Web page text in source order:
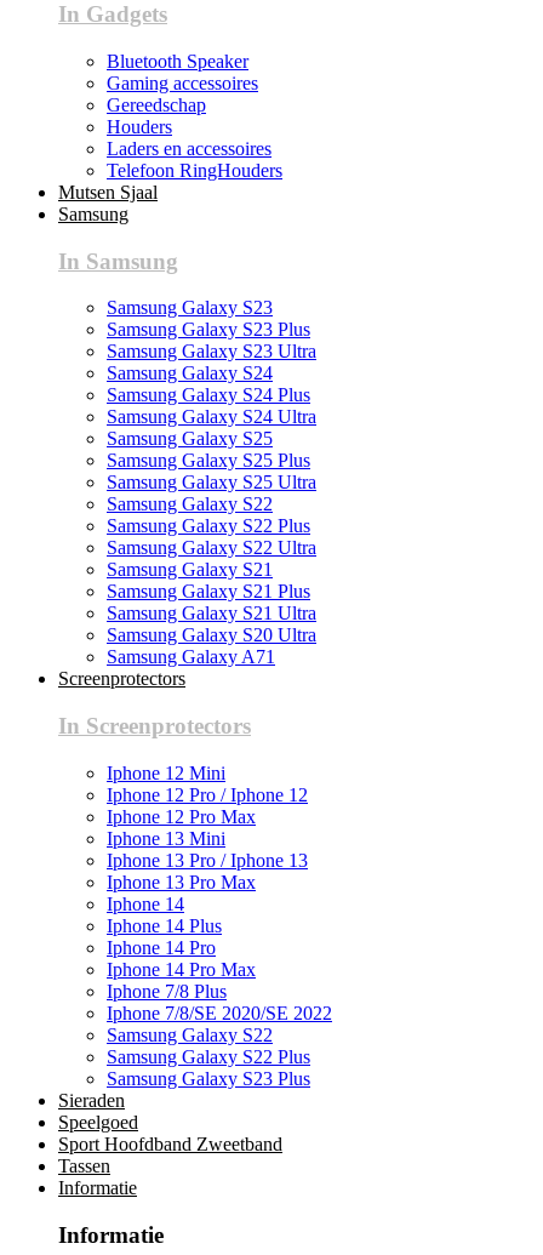
In Gadgets
Bluetooth Speaker
Gaming accessoires
Gereedschap
Houders
Laders en accessoires
Telefoon RingHouders
Mutsen Sjaal
Samsung
In Samsung
Samsung Galaxy S23
Samsung Galaxy S23 Plus
Samsung Galaxy S23 Ultra
Samsung Galaxy S24
Samsung Galaxy S24 Plus
Samsung Galaxy S24 Ultra
Samsung Galaxy S25
Samsung Galaxy S25 Plus
Samsung Galaxy S25 Ultra
Samsung Galaxy S22
Samsung Galaxy S22 Plus
Samsung Galaxy S22 Ultra
Samsung Galaxy S21
Samsung Galaxy S21 Plus
Samsung Galaxy S21 Ultra
Samsung Galaxy S20 Ultra
Samsung Galaxy A71
Screenprotectors
In Screenprotectors
Iphone 12 Mini
Iphone 12 Pro / Iphone 12
Iphone 12 Pro Max
Iphone 13 Mini
Iphone 13 Pro / Iphone 13
Iphone 13 Pro Max
Iphone 14
Iphone 14 Plus
Iphone 14 Pro
Iphone 14 Pro Max
Iphone 7/8 Plus
Iphone 7/8/SE 2020/SE 2022
Samsung Galaxy S22
Samsung Galaxy S22 Plus
Samsung Galaxy S23 Plus
Sieraden
Speelgoed
Sport Hoofdband Zweetband
Tassen
Informatie
Informatie